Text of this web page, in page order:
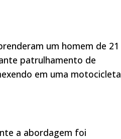
um homem de 21
patrulhamento de
em uma motocicleta
a abordagem foi